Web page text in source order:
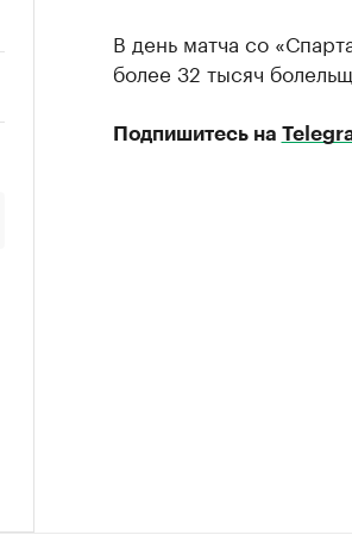
В день матча со
более 32 тысяч
Подпишитесь на